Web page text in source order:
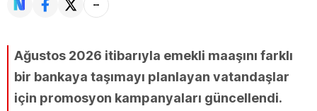
Ağustos 2026 itibarıyla emekli maaşını farklı
bir bankaya taşımayı planlayan vatandaşlar
için promosyon kampanyaları güncellendi.